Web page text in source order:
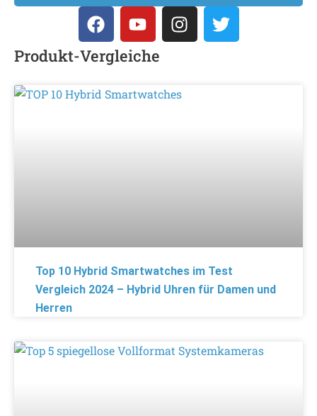
Produkt-Vergleiche
Top 10 Hybrid Smartwatches im Test
Vergleich 2024 – Hybrid Uhren für Damen und
Herren